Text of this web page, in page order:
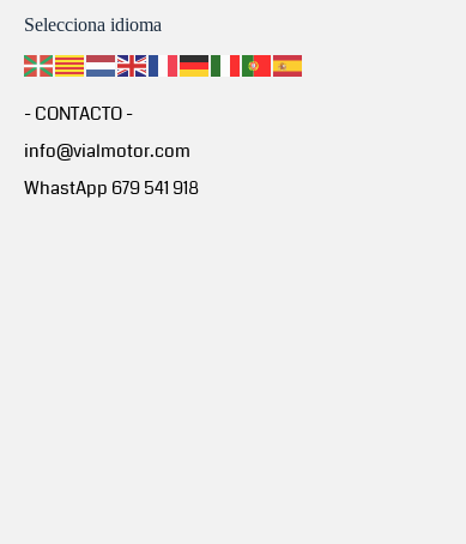
Selecciona idioma
- CONTACTO -
info@vialmotor.com
WhastApp 679 541 918